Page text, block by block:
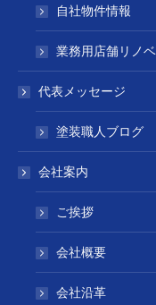
自社物件情報
業務用店舗リノ
代表メッセージ
塗装職人ブログ
会社案内
ご挨拶
会社概要
会社沿革